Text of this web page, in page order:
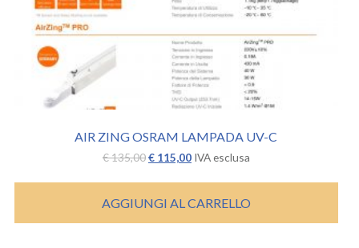
AIR ZING OSRAM LAMPADA UV-C
€135,00Il
originale
era:
€ 135,00.
€115,00Il
attuale
è:
€ 115,00.
IVA esclusa
AGGIUNGI AL CARRELLO